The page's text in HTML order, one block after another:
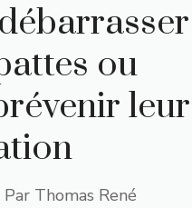
ou
leur
Par Thomas René